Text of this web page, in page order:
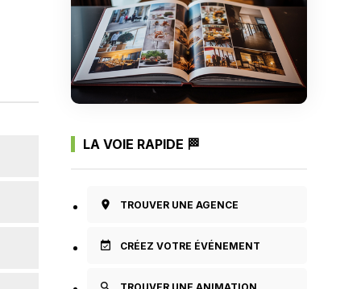
LA VOIE RAPIDE 🏁
room TROUVER UNE AGENCE
event_available CRÉEZ VOTRE ÉVÉNEMENT